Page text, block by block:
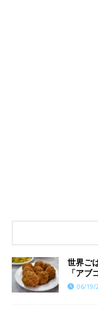
世界ご
「アブ
06/19/